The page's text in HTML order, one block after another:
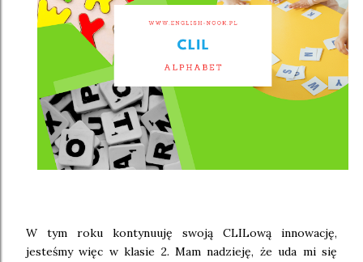
W tym roku kontynuuję swoją CLILową innowację,
jesteśmy więc w klasie 2. Mam nadzieję, że uda mi się